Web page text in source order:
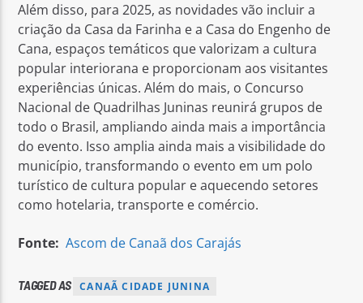
Além disso, para 2025, as novidades vão incluir a
criação da Casa da Farinha e a Casa do Engenho de
Cana, espaços temáticos que valorizam a cultura
popular interiorana e proporcionam aos visitantes
experiências únicas. Além do mais, o Concurso
Nacional de Quadrilhas Juninas reunirá grupos de
todo o Brasil, ampliando ainda mais a importância
do evento. Isso amplia ainda mais a visibilidade do
município, transformando o evento em um polo
turístico de cultura popular e aquecendo setores
como hotelaria, transporte e comércio.
Fonte: Ascom de Canaã dos Carajás
TAGGED AS CANAÃ CIDADE JUNINA